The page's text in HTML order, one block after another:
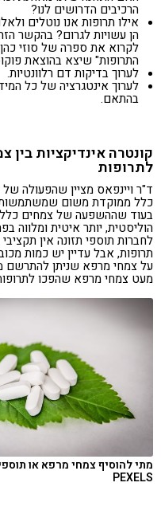
הרכיבים הדרושים לנו?
אילו תרופות אנו נוטלים
הן עשויות לגרום? בהקשר
לקרוא את ספרה של סוזי
התרופות" שיצא בהוצאת
לערוך בדיקות דם רלוונטיות.
לערוך אינטגרציה של כל
בהתאם.
קונטרה אינדיקציות בין
לתרופות
ד"ר ויינפאס מציין שהפעולה
כלל ממוקדת משום שמשתמשות
בעוד שההשפעה של צמחים כלל
הוליסטית, יותר איטית ומלווה
לחברות תוספי תזונה אין
תרופות, אבל עדיין יש כמות
על צמחי מרפא שניתן להתרשם
מעט צמחי מרפא שהפכו
מתי להוסיף צמחי מרפא או
PEXELS